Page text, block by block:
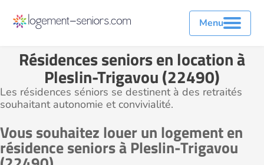
Menu
Résidences seniors en location à
Pleslin-Trigavou (22490)
Les résidences séniors se destinent à des retraités
souhaitant autonomie et convivialité.
Vous souhaitez louer un logement en
résidence seniors à Pleslin-Trigavou